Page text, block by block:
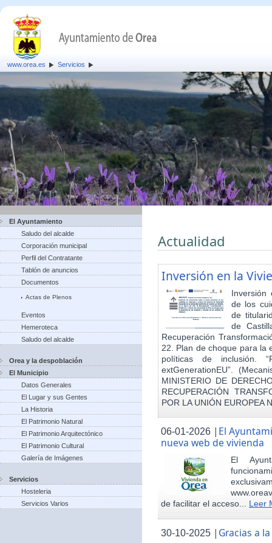
www.orea.es Servicios
El Ayuntamiento
Saludo del alcalde
Corporación municipal
Perfil del Contratante
Tablón de anuncios
Documentos
Actas de Plenos
Eventos
Hemeroteca
Saludo del alcalde
Orea y la despoblación
El Municipio
Datos Generales
El Lugar y sus Gentes
La Historia
El Patrimonio Natural
El Patrimonio Arquitectónico
El Patrimonio Cultural
Galería de Imágenes
Servicios
Hosteleria
Servicios Varios
Actualidad
Inversión en la
Inversión
de los
de
de
Recuperación
22. Plan de choque para la
políticas de inclusión.
extGenerationEU”.
MINISTERIO DE
RECUPERACIÓN
POR LA UNIÓN EUROPEA
06-01-2026 | El
nueva web de vivienda
El
de facilitar el acceso... Leer
30-10-2025 | Gracias a